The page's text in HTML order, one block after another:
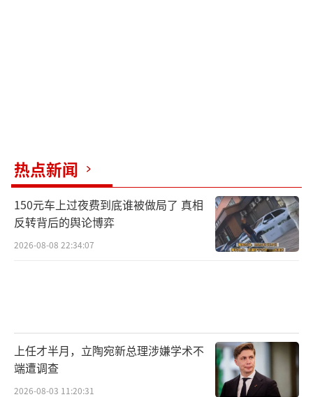
热点新闻
150元车上过夜费到底谁被做局了 真相
反转背后的舆论博弈
2026-08-08 22:34:07
上任才半月，立陶宛新总理涉嫌学术不
端遭调查
2026-08-03 11:20:31